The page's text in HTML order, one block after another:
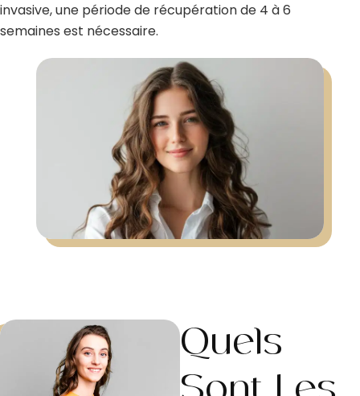
invasive, une période de récupération de 4 à 6
semaines est nécessaire.
Quels